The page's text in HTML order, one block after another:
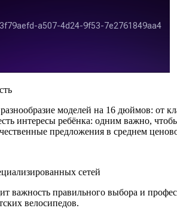
моделей на 16 дюймов: от
интересы ребёнка: одним важно,
предложения в среднем
сетей
важность правильного выбора и
велосипедов.